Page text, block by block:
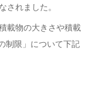
されました。
載物の大きさや積載
制限」について下記